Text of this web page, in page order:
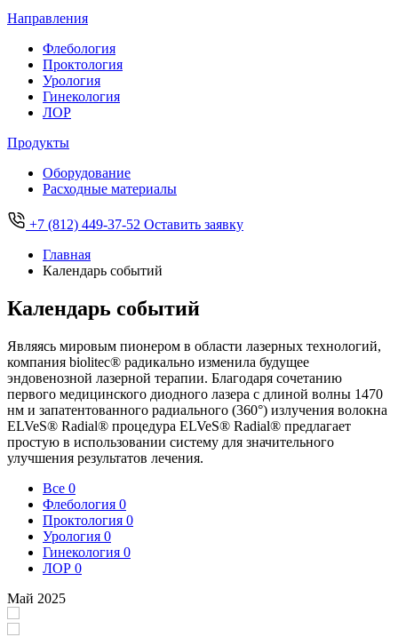
Направления
Флебология
Проктология
Урология
Гинекология
ЛОР
Продукты
Оборудование
Расходные материалы
+7 (812) 449-37-52 Оставить заявку
Главная
Календарь событий
Календарь событий
Являясь мировым пионером в области лазерных технологий,
компания biolitec® радикально изменила будущее
эндовенозной лазерной терапии. Благодаря сочетанию
первого медицинского диодного лазера с длиной волны 1470
нм и запатентованного радиального (360°) излучения волокна
ELVeS® Radial® процедура ELVeS® Radial® предлагает
простую в использовании систему для значительного
улучшения результатов лечения.
Все 0
Флебология 0
Проктология 0
Урология 0
Гинекология 0
ЛОР 0
Май 2025